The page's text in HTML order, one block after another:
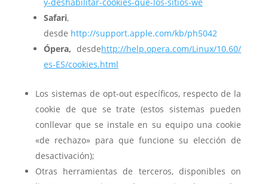
Safari,
desde http://support.apple.com/kb/ph5042
Ópera,desdehttp://help.opera.com/Linux/10.60/
es-ES/cookies.html
Los sistemas de opt-out específicos, respecto de la
cookie de que se trate (estos sistemas pueden
conllevar que se instale en su equipo una cookie
«de rechazo» para que funcione su elección de
desactivación);
Otras herramientas de terceros, disponibles on